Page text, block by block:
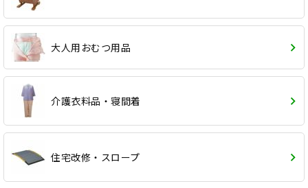
大人用おむつ用品
介護衣料品・寝間着
住宅改修・スロープ